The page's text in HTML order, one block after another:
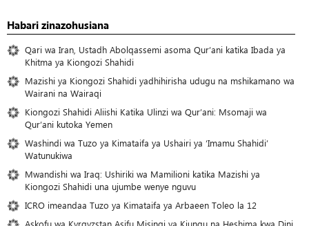
Habari zinazohusiana
Qari wa Iran, Ustadh Abolqassemi asoma Qur’ani katika Ibada ya
Khitma ya Kiongozi Shahidi
Mazishi ya Kiongozi Shahidi yadhihirisha udugu na mshikamano wa
Wairani na Wairaqi
Kiongozi Shahidi Aliishi Katika Ulinzi wa Qur’ani: Msomaji wa
Qur’ani kutoka Yemen
Washindi wa Tuzo ya Kimataifa ya Ushairi ya ‘Imamu Shahidi’
Watunukiwa
Mwandishi wa Iraq: Ushiriki wa Mamilioni katika Mazishi ya
Kiongozi Shahidi una ujumbe wenye nguvu
ICRO imeandaa Tuzo ya Kimataifa ya Arbaeen Toleo la 12